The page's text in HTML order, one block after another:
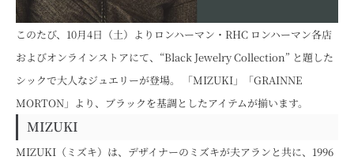
このたび、10月4日（土）よりロンハーマン・RHC ロンハーマン各店
およびオンラインストアにて、“Black Jewelry Collection” と題した
シックで大人なジュエリーが登場。 「MIZUKI」「GRAINNE
MORTON」より、ブラックを基調としたアイテムが揃います。
MIZUKI
MIZUKI（ミズキ）は、デザイナーのミズキが夫アランと共に、1996